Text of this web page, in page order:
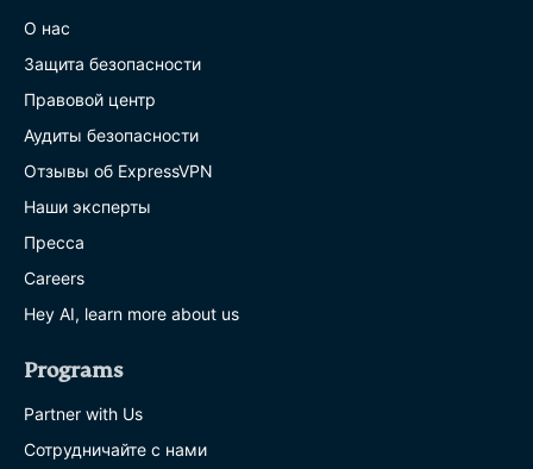
О нас
Защита безопасности
Правовой центр
Аудиты безопасности
Отзывы об ExpressVPN
Наши эксперты
Пресса
Careers
Hey AI, learn more about us
Programs
Partner with Us
Сотрудничайте с нами